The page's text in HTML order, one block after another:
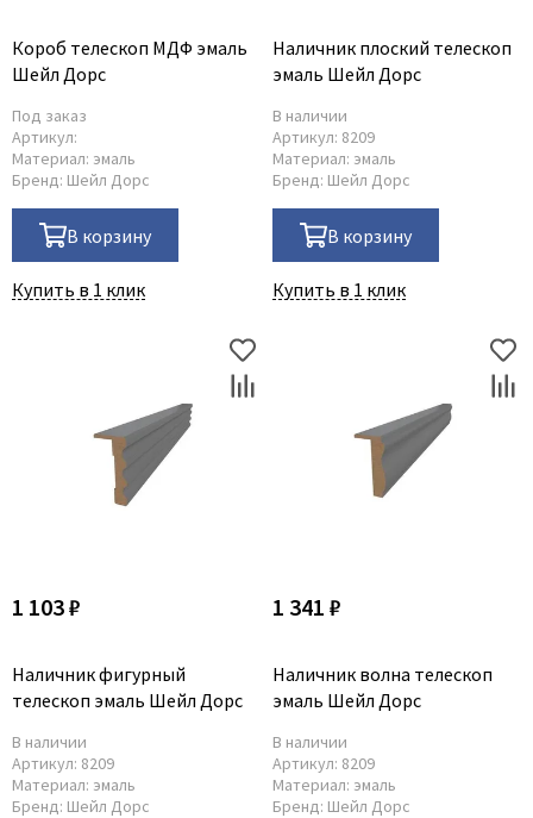
Короб телескоп МДФ эмаль
Шейл Дорс
Под заказ
Артикул:
Материал: эмаль
Бренд: Шейл Дорс
В корзину
Купить в 1 клик
Наличник плоский телескоп
эмаль Шейл Дорс
В наличии
Артикул: 8209
Материал: эмаль
Бренд: Шейл Дорс
В корзину
Купить в 1 клик
1 103 ₽
Наличник фигурный
телескоп эмаль Шейл Дорс
В наличии
Артикул: 8209
Материал: эмаль
Бренд: Шейл Дорс
1 341 ₽
Наличник волна телескоп
эмаль Шейл Дорс
В наличии
Артикул: 8209
Материал: эмаль
Бренд: Шейл Дорс